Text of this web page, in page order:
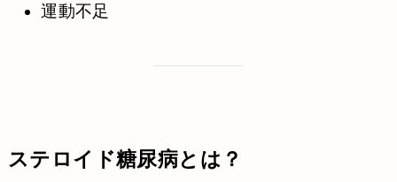
運動不足
ステロイド糖尿病とは？